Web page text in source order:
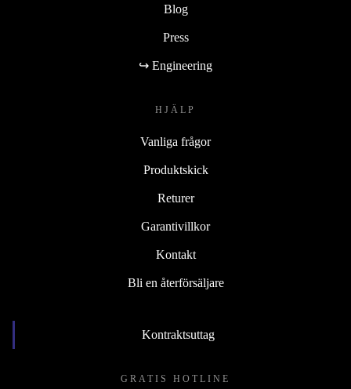
Blog
Press
↪ Engineering
HJÄLP
Vanliga frågor
Produktskick
Returer
Garantivillkor
Kontakt
Bli en återförsäljare
Kontraktsuttag
GRATIS HOTLINE